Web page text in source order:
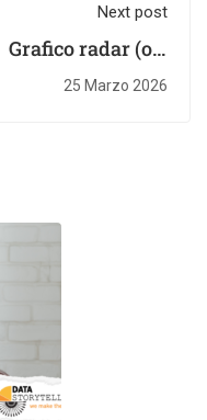
Next post
Grafico radar (o a
ragnatela): cos'è,
quando usarlo e
25 Marzo 2026